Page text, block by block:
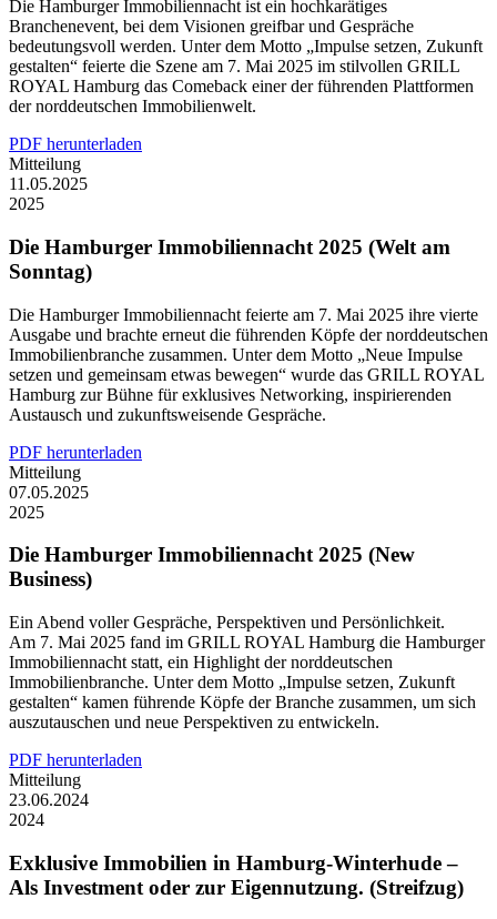
Die Hamburger Immobiliennacht ist ein hochkarätiges
Branchenevent, bei dem Visionen greifbar und Gespräche
bedeutungsvoll werden. Unter dem Motto „Impulse setzen, Zukunft
gestalten“ feierte die Szene am 7. Mai 2025 im stilvollen GRILL
ROYAL Hamburg das Comeback einer der führenden Plattformen
der norddeutschen Immobilienwelt.
PDF herunterladen
Mitteilung
11.05.2025
2025
Die Hamburger Immobiliennacht 2025 (Welt am
Sonntag)
Die Hamburger Immobiliennacht feierte am 7. Mai 2025 ihre vierte
Ausgabe und brachte erneut die führenden Köpfe der norddeutschen
Immobilienbranche zusammen. Unter dem Motto „Neue Impulse
setzen und gemeinsam etwas bewegen“ wurde das GRILL ROYAL
Hamburg zur Bühne für exklusives Networking, inspirierenden
Austausch und zukunftsweisende Gespräche.
PDF herunterladen
Mitteilung
07.05.2025
2025
Die Hamburger Immobiliennacht 2025 (New
Business)
Ein Abend voller Gespräche, Perspektiven und Persönlichkeit.
Am 7. Mai 2025 fand im GRILL ROYAL Hamburg die Hamburger
Immobiliennacht statt, ein Highlight der norddeutschen
Immobilienbranche. Unter dem Motto „Impulse setzen, Zukunft
gestalten“ kamen führende Köpfe der Branche zusammen, um sich
auszutauschen und neue Perspektiven zu entwickeln.
PDF herunterladen
Mitteilung
23.06.2024
2024
Exklusive Immobilien in Hamburg-Winterhude –
Als Investment oder zur Eigennutzung. (Streifzug)